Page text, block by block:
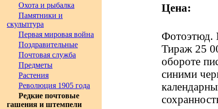
Охота и рыбалка
Памятники и
скульптура
Первая мировая война
Поздравительные
Почтовая служба
Предметы
Растения
Революция 1905 года
Редкие почтовые
гашения и штемпели
Цена:
Фотоэтюд.
Тираж 25
обороте
синими